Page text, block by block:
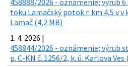
458888/2026 - oznámenie; výrub
toku Lamačský potok r. km 4,5 v
Lamač (4,2 MB)
1. 4. 2026 |
458844/2026 - oznámenie; výrub
p. C-KN č. 1256/2, k. ú. Karlova Ves